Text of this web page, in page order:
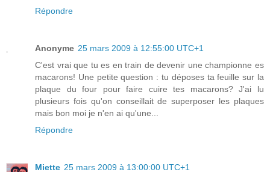
Répondre
Anonyme 25 mars 2009 à 12:55:00 UTC+1
C'est vrai que tu es en train de devenir une championne es
macarons! Une petite question : tu déposes ta feuille sur la
plaque du four pour faire cuire tes macarons? J'ai lu
plusieurs fois qu'on conseillait de superposer les plaques
mais bon moi je n'en ai qu'une...
Répondre
Miette 25 mars 2009 à 13:00:00 UTC+1